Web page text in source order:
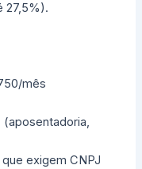
27,5%).
mês
(aposentadoria,
exigem CNPJ